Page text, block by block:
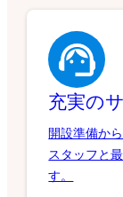
充実の
開設準備か
スタッフと
す。